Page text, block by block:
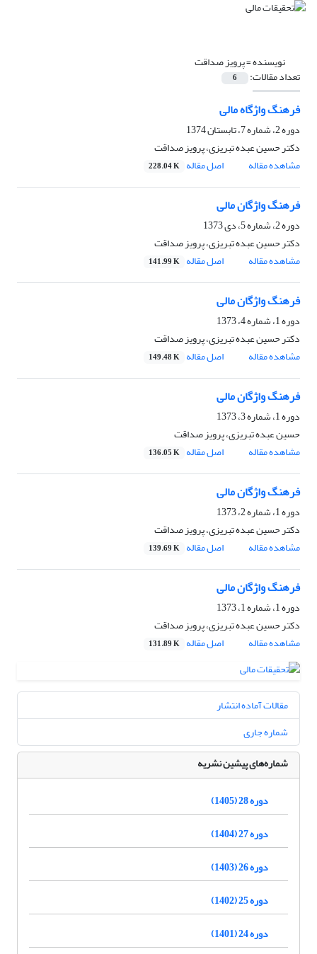
نویسنده =پرویز صداقت
تعداد مقالات: 6
فرهنگ واژگاه مالی
دوره 2، شماره 7، تابستان 1374
دکتر حسین عبده تبریزی، پرویز صداقت
مشاهده مقاله
اصل مقاله 228.04 K
فرهنگ واژگان مالی
دوره 2، شماره 5، دی 1373
دکتر حسین عبده تبریزی، پرویز صداقت
مشاهده مقاله
اصل مقاله 141.99 K
فرهنگ واژگان مالی
دوره 1، شماره 4، 1373
دکتر حسین عبده تبریزی، پرویز صداقت
مشاهده مقاله
اصل مقاله 149.48 K
فرهنگ واژگان مالی
دوره 1، شماره 3، 1373
حسین عبده تبریزی، پرویز صداقت
مشاهده مقاله
اصل مقاله 136.05 K
فرهنگ واژگان مالی
دوره 1، شماره 2، 1373
دکتر حسین عبده تبریزی، پرویز صداقت
مشاهده مقاله
اصل مقاله 139.69 K
فرهنگ واژگان مالی
دوره 1، شماره 1، 1373
دکتر حسین عبده تبریزی، پرویز صداقت
مشاهده مقاله
اصل مقاله 131.89 K
مقالات آماده انتشار
شماره جاری
شماره‌های پیشین نشریه
دوره 28 (1405)
دوره 27 (1404)
دوره 26 (1403)
دوره 25 (1402)
دوره 24 (1401)